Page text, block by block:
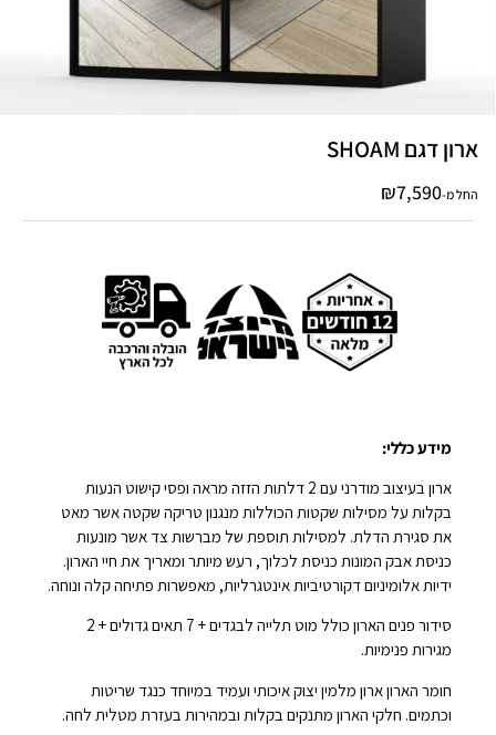
מידע כללי:
ארון בעיצוב מודרני עם 2 דלתות הזזה מראה ופסי קישוט הנעות
בקלות על מסילות שקטות הכוללות מנגנון טריקה שקטה אשר מאט
את סגירת הדלת. למסילות תוספת של מברשות צד אשר מונעות
כניסת אבק המונות כניסת לכלוך, רעש מיותר ומאריך את חיי הארון.
ידיות אלומיניום דקורטיביות אינטגרליות, מאפשרות פתיחה קלה ונוחה.
סידור פנים הארון כולל מוט תלייה לבגדים + 7 תאים גדולים + 2
מגירות פנימיות.
חומר הארון ארון מלמין יצוק איכותי ועמיד במיוחד כנגד שריטות
וכתמים. חלקי הארון מתנקים בקלות ובמהירות בעזרת מטלית לחה.
ארון דגם SHOAM
החל מ- ₪7,590